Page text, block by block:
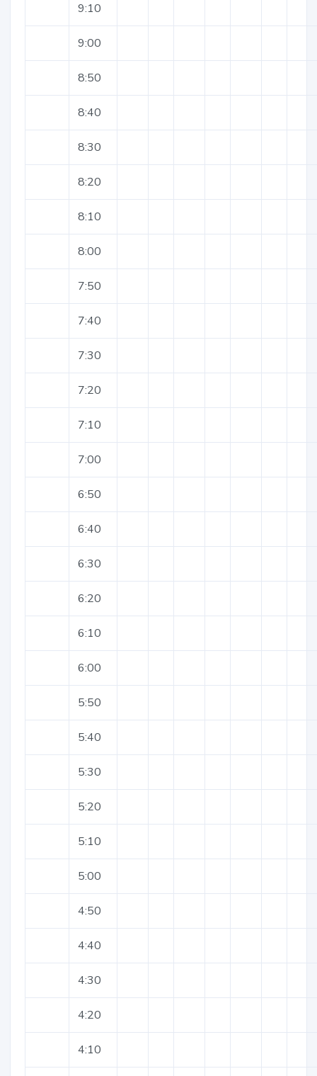
9:10
9:00
8:50
8:40
8:30
8:20
8:10
8:00
7:50
7:40
7:30
7:20
7:10
7:00
6:50
6:40
6:30
6:20
6:10
6:00
5:50
5:40
5:30
5:20
5:10
5:00
4:50
4:40
4:30
4:20
4:10